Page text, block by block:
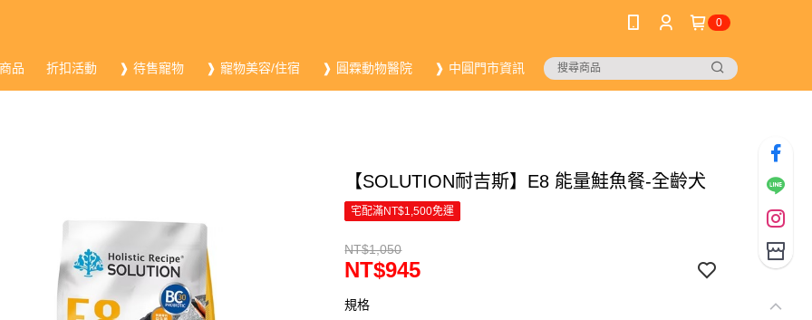
0
品 折扣活動 ❱ 待售寵物 ❱ 寵物美容/住宿 ❱ 圓霖動物醫院 ❱ 中圓門市資訊
【SOLUTION耐吉斯】E8 能量鮭魚餐-全齡犬
宅配滿NT$1,500免運
NT$1,050
NT$945
規格